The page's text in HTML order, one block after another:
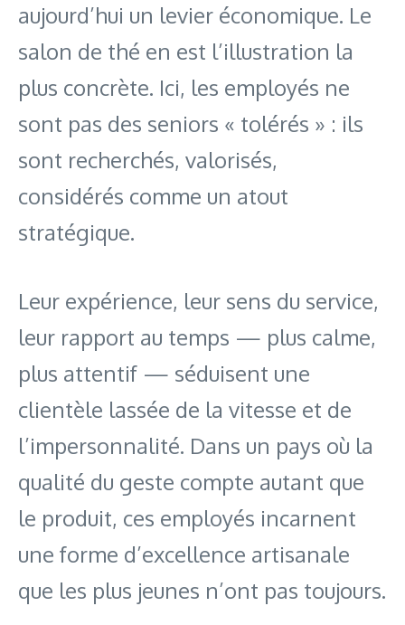
aujourd’hui un levier économique. Le
salon de thé en est l’illustration la
plus concrète. Ici, les employés ne
sont pas des seniors « tolérés » : ils
sont recherchés, valorisés,
considérés comme un atout
stratégique.
Leur expérience, leur sens du service,
leur rapport au temps — plus calme,
plus attentif — séduisent une
clientèle lassée de la vitesse et de
l’impersonnalité. Dans un pays où la
qualité du geste compte autant que
le produit, ces employés incarnent
une forme d’excellence artisanale
que les plus jeunes n’ont pas toujours.